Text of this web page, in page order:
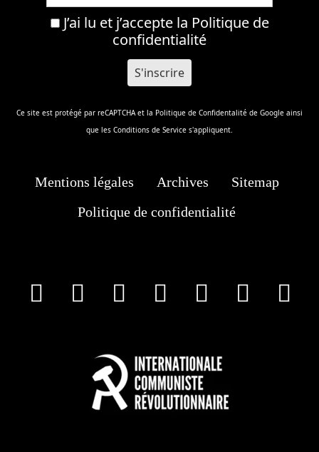
J’ai lu et j’accepte la Politique de
confidentialité
Ce site est protégé par reCAPTCHA et la Politique de Confidentalité de Google ainsi
que les Conditions de Service s'appliquent.
Mentions légales Archives
Sitemap
Politique de confidentialité
facebookInstagram
Youtube
Tik Tok